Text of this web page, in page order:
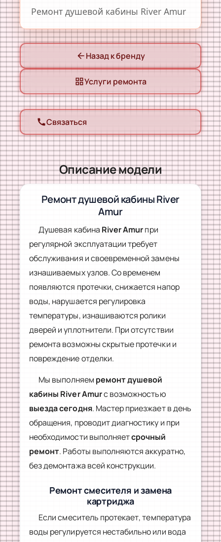
Ремонт душевой кабины River Amur
arrow_back Назад к бренду
grid_viewУслуги ремонта
callСвязаться
Описание модели
Ремонт душевой кабины River
Amur
Душевая кабина River Amurпри
регулярной эксплуатации требует
обслуживания и своевременной замены
изнашиваемых узлов. Со временем
появляются протечки, снижается напор
воды, нарушается регулировка
температуры, изнашиваются ролики
дверей и уплотнители. При отсутствии
ремонта возможны скрытые протечки и
повреждение отделки.
Мы выполняем ремонт душевой
кабины River Amurс возможностью
выезда сегодня. Мастер приезжает в день
обращения, проводит диагностику и при
необходимости выполняетсрочный
ремонт. Работы выполняются аккуратно,
без демонтажа всей конструкции.
Ремонт смесителя и замена
картриджа
Если смеситель протекает, температура
воды регулируется нестабильно или вода